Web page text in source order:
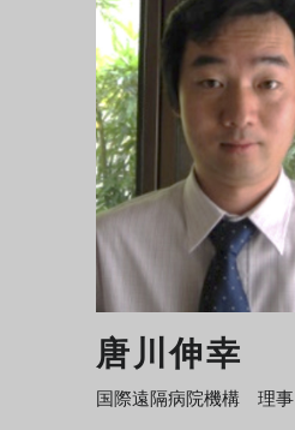
唐川伸幸
国際遠隔病院機構 理事